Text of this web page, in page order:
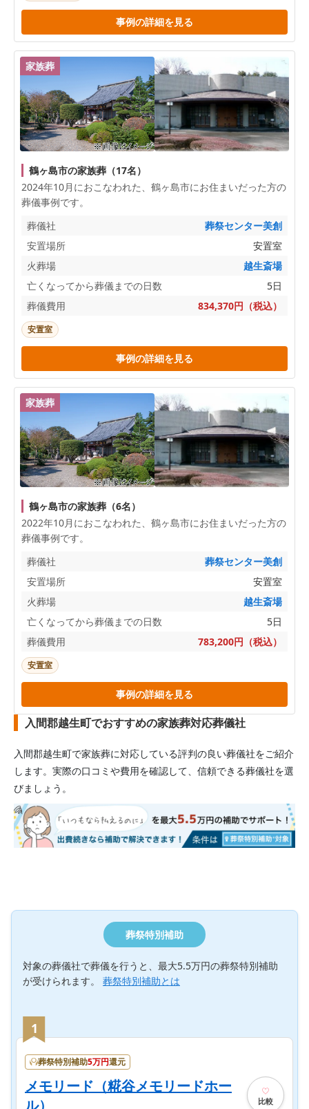
事例の詳細を見る
家族葬
鶴ヶ島市の家族葬（17名）
2024年10月におこなわれた、 鶴ヶ島市にお住まいだった方の
葬儀事例です。
葬儀社
葬祭センター美創
安置場所
安置室
火葬場
越生斎場
亡くなってから葬儀までの日数
5日
葬儀費用
834,370円（税込）
安置室
事例の詳細を見る
家族葬
鶴ヶ島市の家族葬（6名）
2022年10月におこなわれた、 鶴ヶ島市にお住まいだった方の
葬儀事例です。
葬儀社
葬祭センター美創
安置場所
安置室
火葬場
越生斎場
亡くなってから葬儀までの日数
5日
葬儀費用
783,200円（税込）
安置室
事例の詳細を見る
入間郡越生町でおすすめの家族葬対応葬儀社
入間郡越生町で家族葬に対応している評判の良い葬儀社をご紹介
します。実際の口コミや費用を確認して、信頼できる葬儀社を選
びましょう。
葬祭特別補助
対象の葬儀社で葬儀を行うと、最大5.5万円の葬祭特別補助
が受けられます。
葬祭特別補助とは
1
葬祭特別補助5万円還元
メモリード（糀谷メモリードホー
ル）
比較